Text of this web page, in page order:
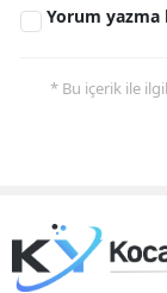
Yorum yazma
* Bu içerik ile